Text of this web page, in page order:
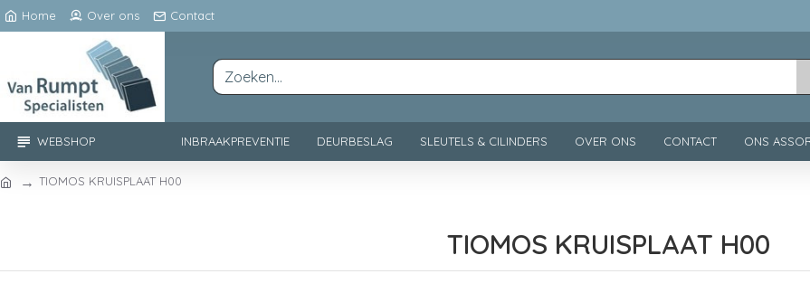
Home Over ons Contact
WEBSHOP INBRAAKPREVENTIE DEURBESLAG SLEUTELS & CILINDERS OVER ONS CONTACT ONS
TIOMOS KRUISPLAAT H00
TIOMOS KRUISPLAAT H00